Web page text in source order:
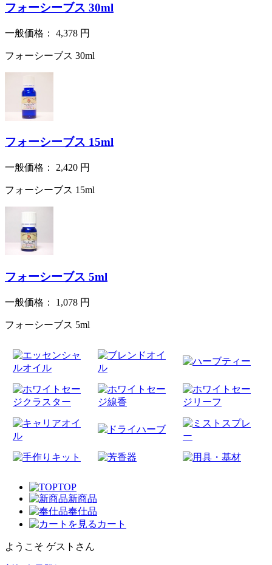
フォーシーブス 30ml
一般価格： 4,378 円
フォーシーブス 30ml
フォーシーブス 15ml
一般価格： 2,420 円
フォーシーブス 15ml
フォーシーブス 5ml
一般価格： 1,078 円
フォーシーブス 5ml
TOP
新商品
奉仕品
カート
ようこそ ゲストさん